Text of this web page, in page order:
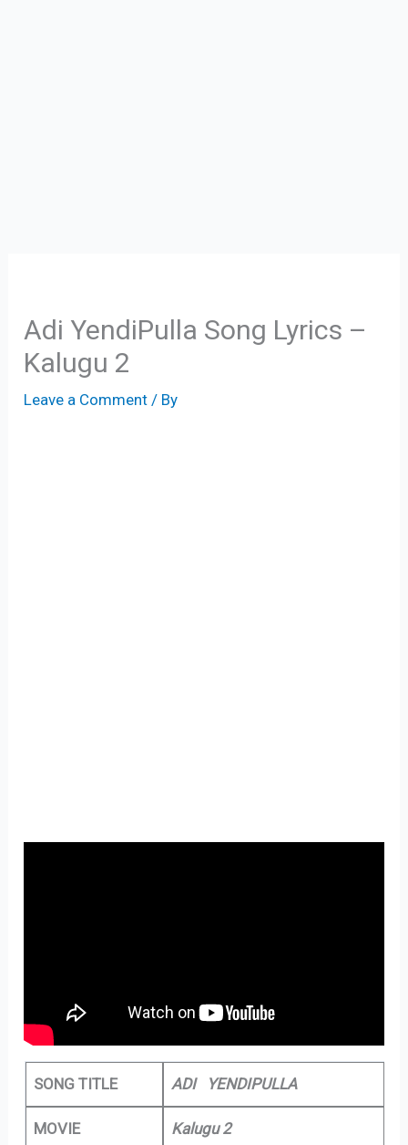
Adi YendiPulla Song Lyrics –
Kalugu 2
Leave a Comment / By
SONG TITLE ADI YENDIPULLA
MOVIE Kalugu 2